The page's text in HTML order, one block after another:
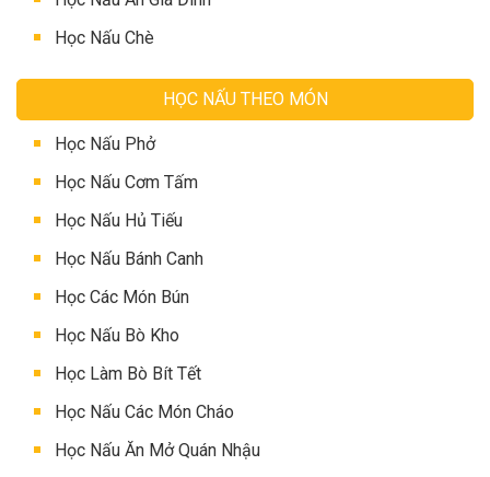
Học Nấu Chè
HỌC NẤU THEO MÓN
Học Nấu Phở
Học Nấu Cơm Tấm
Học Nấu Hủ Tiếu
Học Nấu Bánh Canh
Học Các Món Bún
Học Nấu Bò Kho
Học Làm Bò Bít Tết
Học Nấu Các Món Cháo
Học Nấu Ăn Mở Quán Nhậu